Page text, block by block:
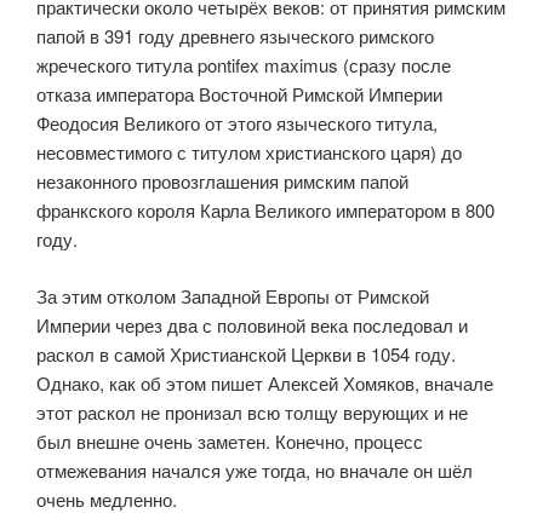
практически около четырёх веков: от принятия римским
папой в 391 году древнего языческого римского
жреческого титула pontifex maximus (сразу после
отказа императора Восточной Римской Империи
Феодосия Великого от этого языческого титула,
несовместимого с титу­лом христианского царя) до
незаконного провозглашения римским папой
франкского короля Карла Великого императором в 800
году.
За этим отколом Западной Европы от Римской
Империи через два с половиной века последовал и
раскол в самой Христианской Церкви в 1054 году.
Однако, как об этом пишет Алексей Хомяков, вначале
этот раскол не пронизал всю толщу верующих и не
был внешне очень заме­тен. Конечно, процесс
отмежевания начался уже тогда, но вначале он шёл
очень медленно.